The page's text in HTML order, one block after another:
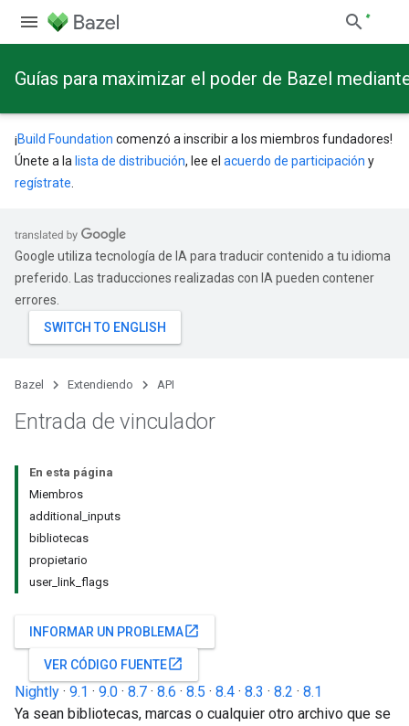
Guías para maximizar el poder de Bazel
¡Build Foundation comenzó a inscribir a los miembros fundadores!
Únete a la lista de distribución, lee el acuerdo de participación y
regístrate
Google utiliza tecnología de IA para traducir contenido a tu idioma
preferido. Las traducciones realizadas con IA pueden contener
errores.
Bazel Extendiendo API
Entrada de vinculador
En esta página
Miembros
additional_inputs
bibliotecas
propietario
user_link_flags
INFORMAR UN PROBLEMAopen_in_new
VER CÓDIGO FUENTEopen_in_new
Nightly · 9.1 · 9.0 · 8.7 · 8.6 · 8.5 · 8.4 · 8.3 · 8.2 · 8.1
Ya sean bibliotecas, marcas o cualquier otro archivo que se